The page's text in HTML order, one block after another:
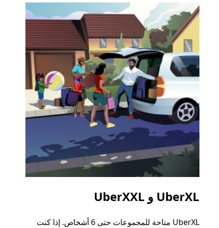
UberXL و UberXXL
UberXL متاحة للمجموعات حتى 6 أشخاص. إذا كنت